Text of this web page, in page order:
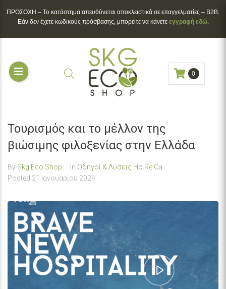
ΠΡΟΣΟΧΗ – To κατάστημα απευθύνεται αποκλειστικά σε επαγγελματίες – B2B.
Εάν δεν έχετε κωδικούς πρόσβασης, μπορείτε να κάνετε εγγραφή εδώ.
0
Τουρισμός και το μέλλον της
βιώσιμης φιλοξενίας στην Ελλάδα
By Skg Eco Shop In Οδηγοί & Λύσεις Ho.Re.Ca.
Posted 21 Ιανουαρίου 2024